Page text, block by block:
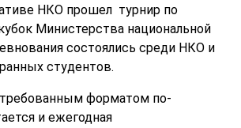
НКО прошел турнир по
Министерства национальной
состоялись среди НКО и
студентов.
форматом по-
и ежегодная